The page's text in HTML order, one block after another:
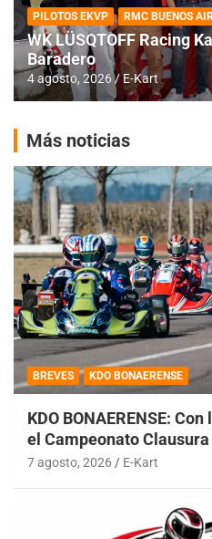
PILOTOS EKVP RMC BUENOS
WK LÜSQTOFF Racing
Baradero
4 agosto, 2026 E-Kart
Más noticias
BREVES KDO BONAERENSE
KDO BONAERENSE:
el Campeonato Clausura
7 agosto, 2026 E-Kart